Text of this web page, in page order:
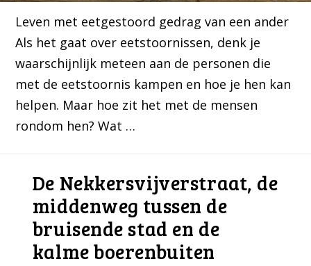
Leven met eetgestoord gedrag van een ander
Als het gaat over eetstoornissen, denk je
waarschijnlijk meteen aan de personen die
met de eetstoornis kampen en hoe je hen kan
helpen. Maar hoe zit het met de mensen
rondom hen? Wat …
De Nekkersvijverstraat, de
middenweg tussen de
bruisende stad en de
kalme boerenbuiten